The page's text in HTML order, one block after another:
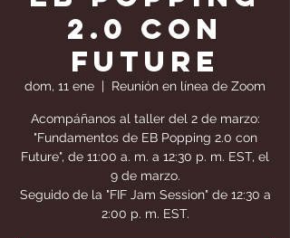
2.0 con
Future
dom, 11 ene
  |
Reunión en línea de Zoom
Acompáñanos al taller del 2 de marzo:
"Fundamentos de EB Popping 2.0 con
Future", de 11:00 a. m. a 12:30 p. m. EST, el
9 de marzo.
Seguido de la "FIF Jam Session" de 12:30 a
2:00 p. m. EST.